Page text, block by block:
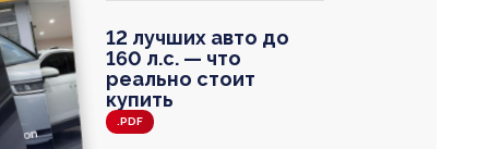
12 лучших авто до
160 л.с. — что
реально стоит
купить
.PDF